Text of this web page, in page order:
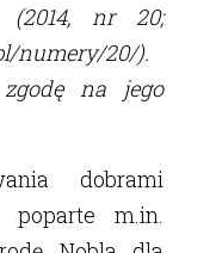
(2014, nr 20;
numery/20/).
na jego
dobrami
poparte m.in.